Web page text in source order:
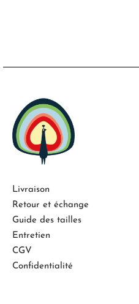
Livraison
Retour et échange
Guide des tailles
Entretien
CGV
Confidentialité